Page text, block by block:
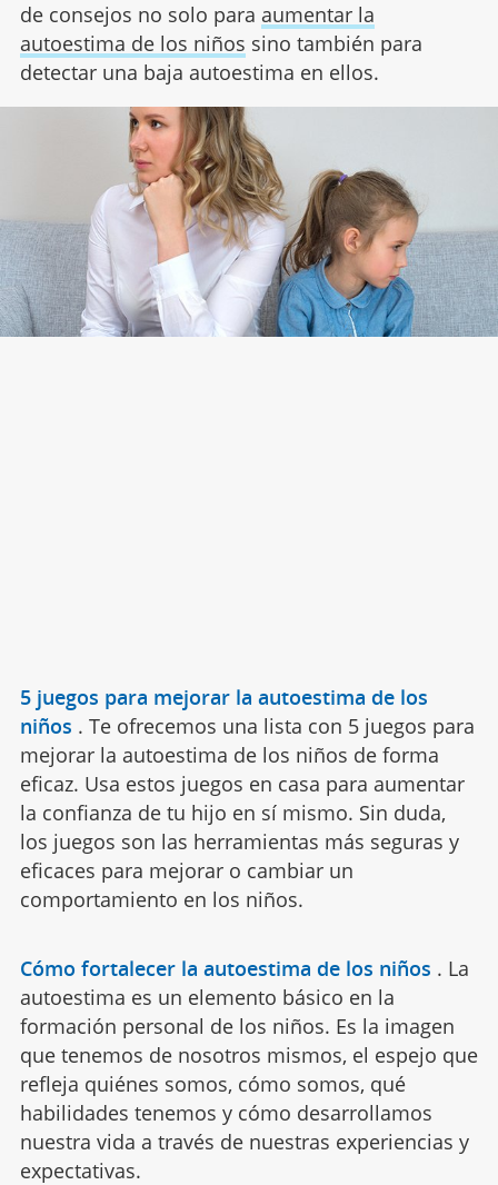
de consejos no solo para aumentar la
autoestima de los niños sino también para
detectar una baja autoestima en ellos.
5 juegos para mejorar la autoestima de los
niños . Te ofrecemos una lista con 5 juegos para
mejorar la autoestima de los niños de forma
eficaz. Usa estos juegos en casa para aumentar
la confianza de tu hijo en sí mismo. Sin duda,
los juegos son las herramientas más seguras y
eficaces para mejorar o cambiar un
comportamiento en los niños.
Cómo fortalecer la autoestima de los niños . La
autoestima es un elemento básico en la
formación personal de los niños. Es la imagen
que tenemos de nosotros mismos, el espejo que
refleja quiénes somos, cómo somos, qué
habilidades tenemos y cómo desarrollamos
nuestra vida a través de nuestras experiencias y
expectativas.